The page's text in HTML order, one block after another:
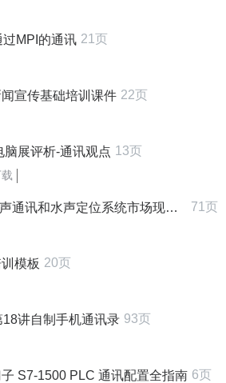
过MPI的通讯 21页
宣传基础培训课件 22页
展评析-通讯观点 13页
系统市场现状研究分析与发展前景预测报告 Sample-wz 71页
模板 20页
18讲自制手机通讯录 93页
S7-1500 PLC 通讯配置全指南 6页